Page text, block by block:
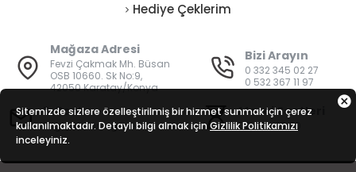
Hediye Çeklerim
Mağaza Adresi
Fevzi Çakmak Mh. Büsan
OSB 10660. Sk No:9,
42050 Karatay/Konya
Bizi Arayın
0 332 345 02 27
0 532 367 11 97
E-Posta
bilgi@vatanisguvenligi.com
Mesai Saatleri
08:00 - 19:00
Sitemizde sizlere özelleştirilmiş bir hizmet sunmak için çerez
kullanılmaktadır. Detaylı bilgi almak için Gizlilik Politikamızı
inceleyiniz.